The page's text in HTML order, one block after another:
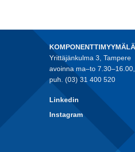
KOMPONENTTIMYYMÄLÄ
Yrittäjänkulma 3, Tampere
avoinna ma–to
puh. (03) 31 400 520
Linkedin
Instagram